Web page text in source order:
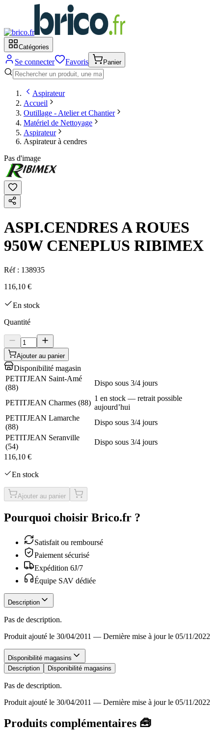
Catégories
Se connecter Favoris Panier
Aspirateur
Accueil
Outillage - Atelier et Chantier
Matériel de Nettoyage
Aspirateur
Aspirateur à cendres
Pas d'image
ASPI.CENDRES A ROUES
950W CENEPLUS RIBIMEX
Réf : 138935
116,10 €
En stock
Quantité
Ajouter au panier
Disponibilité magasin
PETITJEAN Saint-Amé
(88)
Dispo sous 3/4 jours
PETITJEAN Charmes (88)
1 en stock — retrait possible
aujourd’hui
PETITJEAN Lamarche
(88)
Dispo sous 3/4 jours
PETITJEAN Seranville
(54)
Dispo sous 3/4 jours
116,10 €
En stock
Ajouter au panier
Pourquoi choisir Brico.fr ?
Satisfait ou remboursé
Paiement sécurisé
Expédition 6J/7
Équipe SAV dédiée
Description
Pas de description.
Produit ajouté le 30/04/2011 — Dernière mise à jour le 05/11/2022
Disponibilité magasins
Description
Disponibilité magasins
Pas de description.
Produit ajouté le 30/04/2011 — Dernière mise à jour le 05/11/2022
Produits complémentaires 🧰